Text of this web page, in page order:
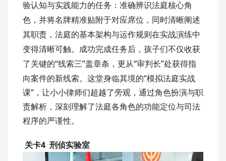
验认知与实践能力的任务：准确辨识法庭核心角
色，并将名牌精准贴附于对应席位，同时清晰阐述
其职责，法庭的基本架构与运作规则在实战演练中
变得清晰可触。成功完成任务后，孩子们不仅收获
了关键的“线索三”盖章条，更从“审判长”处获得指
向案件的新线索。这堂身临其境的“模拟法庭实战
课”，让小小律师们超越了旁观，通过角色扮演与职
责解析，深刻理解了法庭各角色的功能定位与司法
程序的严谨性。
关卡4 刑侦实验室